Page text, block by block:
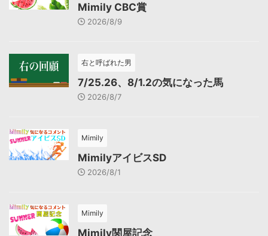
Mimily CBC賞
2026/8/9
右と呼ばれた男
7/25.26、8/1.2の気になった馬
2026/8/7
Mimily
MimilyアイビスSD
2026/8/1
Mimily
Mimily関屋記念